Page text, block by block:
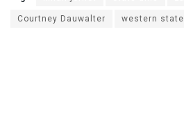
Courtney Dauwalter
western